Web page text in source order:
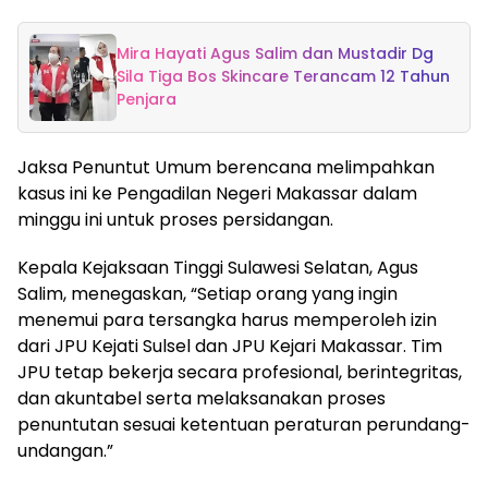
Mira Hayati Agus Salim dan Mustadir Dg
Sila Tiga Bos Skincare Terancam 12 Tahun
Penjara
Jaksa Penuntut Umum berencana melimpahkan
kasus ini ke Pengadilan Negeri Makassar dalam
minggu ini untuk proses persidangan.
Kepala Kejaksaan Tinggi Sulawesi Selatan, Agus
Salim, menegaskan, “Setiap orang yang ingin
menemui para tersangka harus memperoleh izin
dari JPU Kejati Sulsel dan JPU Kejari Makassar. Tim
JPU tetap bekerja secara profesional, berintegritas,
dan akuntabel serta melaksanakan proses
penuntutan sesuai ketentuan peraturan perundang-
undangan.”